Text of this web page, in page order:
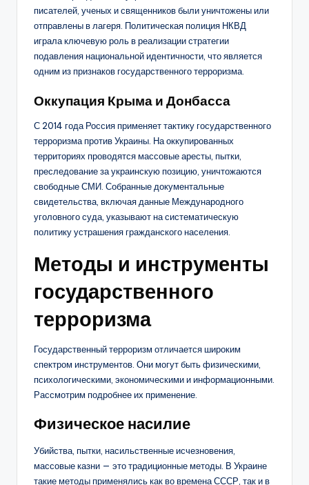
писателей, ученых и священников были уничтожены или
отправлены в лагеря. Политическая полиция НКВД
играла ключевую роль в реализации стратегии
подавления национальной идентичности, что является
одним из признаков государственного терроризма.
Оккупация Крыма и Донбасса
С 2014 года Россия применяет тактику государственного
терроризма против Украины. На оккупированных
территориях проводятся массовые аресты, пытки,
преследование за украинскую позицию, уничтожаются
свободные СМИ. Собранные документальные
свидетельства, включая данные Международного
уголовного суда, указывают на систематическую
политику устрашения гражданского населения.
Методы и инструменты
государственного
терроризма
Государственный терроризм отличается широким
спектром инструментов. Они могут быть физическими,
психологическими, экономическими и информационными.
Рассмотрим подробнее их применение.
Физическое насилие
Убийства, пытки, насильственные исчезновения,
массовые казни — это традиционные методы. В Украине
такие методы применялись как во времена СССР, так и в